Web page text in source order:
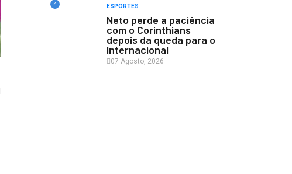
4 ESPORTES
Neto perde a paciência
com o Corinthians
depois da queda para o
Internacional
07 Agosto, 2026